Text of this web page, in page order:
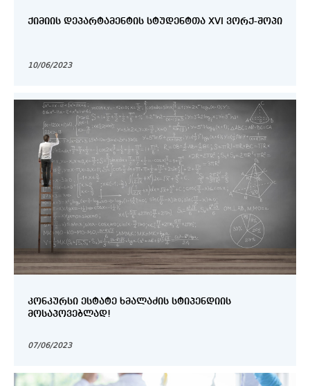
ᲥᲘᲛᲘᲘᲡ ᲓᲔᲞᲐᲠᲢᲐᲛᲔᲜᲢᲘᲡ ᲡᲢᲣᲓᲔᲜᲢᲗᲐ XVI ᲕᲝᲠᲥ-ᲨᲝᲞᲘ
10/06/2023
ᲙᲝᲜᲙᲣᲠᲡᲘ ᲔᲡᲢᲐᲢᲔ ᲮᲛᲐᲚᲐᲫᲘᲡ ᲡᲢᲘᲞᲔᲜᲓᲘᲘᲡ
ᲛᲝᲡᲐᲞᲝᲕᲔᲑᲚᲐᲓ!
07/06/2023